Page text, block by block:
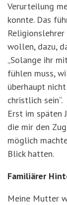
Verurteilung
konnte. Das
wollen, dazu,
„Solange ihr
fühlen muss,
überhaupt
christlich sein“.
Erst im späten
die mir den
möglich
Blick hatten.
Familiärer
Meine Mutter